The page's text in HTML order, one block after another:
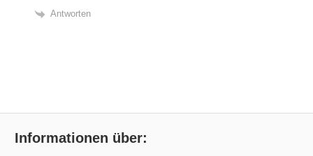
Antworten
Informationen über: